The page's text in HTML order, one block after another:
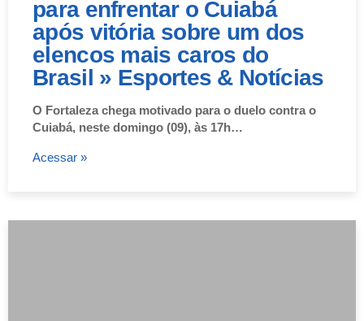
para enfrentar o Cuiabá
após vitória sobre um dos
elencos mais caros do
Brasil » Esportes & Notícias
O Fortaleza chega motivado para o duelo contra o
Cuiabá, neste domingo (09), às 17h…
Acessar »